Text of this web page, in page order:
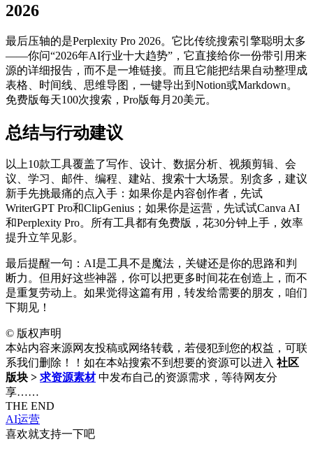
2026
最后压轴的是Perplexity Pro 2026。它比传统搜索引擎聪明太多
——你问“2026年AI行业十大趋势”，它直接给你一份带引用来
源的详细报告，而不是一堆链接。而且它能把结果自动整理成
表格、时间线、思维导图，一键导出到Notion或Markdown。
免费版每天100次搜索，Pro版每月20美元。
总结与行动建议
以上10款工具覆盖了写作、设计、数据分析、视频剪辑、会
议、学习、邮件、编程、建站、搜索十大场景。别贪多，建议
新手先挑最痛的点入手：如果你是内容创作者，先试
WriterGPT Pro和ClipGenius；如果你是运营，先试试Canva AI
和Perplexity Pro。所有工具都有免费版，花30分钟上手，效率
提升立竿见影。
最后提醒一句：AI是工具不是魔法，关键还是你的思路和判
断力。但用好这些神器，你可以把更多时间花在创造上，而不
是重复劳动上。如果觉得这篇有用，转发给需要的朋友，咱们
下期见！
© 版权声明
本站内容来源网友投稿或网络转载，若侵犯到您的权益，可联
系我们删除！！如在本站搜索不到想要的资源可以进入 社区
版块 > 求资源素材 中发布自己的资源需求，等待网友分
享……
THE END
AI运营
喜欢就支持一下吧